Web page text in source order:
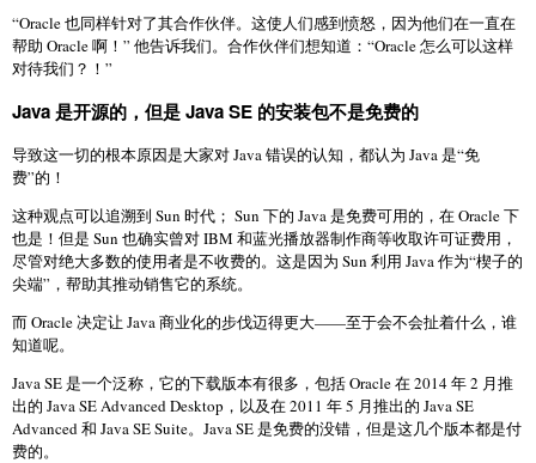
“Oracle 也同样针对了其合作伙伴。这使人们感到愤怒，因为他们在一直在
帮助 Oracle 啊！” 他告诉我们。合作伙伴们想知道：“Oracle 怎么可以这样
对待我们？！”
Java 是开源的，但是 Java SE 的安装包不是免费的
导致这一切的根本原因是大家对 Java 错误的认知，都认为 Java 是“免
费”的！
这种观点可以追溯到 Sun 时代； Sun 下的 Java 是免费可用的，在 Oracle 下
也是！但是 Sun 也确实曾对 IBM 和蓝光播放器制作商等收取许可证费用，
尽管对绝大多数的使用者是不收费的。这是因为 Sun 利用 Java 作为“楔子的
尖端”，帮助其推动销售它的系统。
而 Oracle 决定让 Java 商业化的步伐迈得更大——至于会不会扯着什么，谁
知道呢。
Java SE 是一个泛称，它的下载版本有很多，包括 Oracle 在 2014 年 2 月推
出的 Java SE Advanced Desktop，以及在 2011 年 5 月推出的 Java SE
Advanced 和 Java SE Suite。Java SE 是免费的没错，但是这几个版本都是付
费的。